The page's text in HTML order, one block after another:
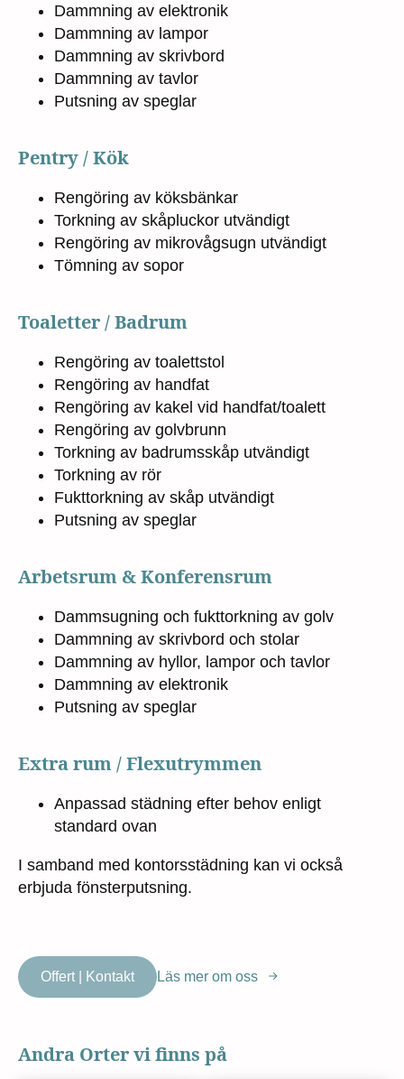
Dammning av elektronik
Dammning av lampor
Dammning av skrivbord
Dammning av tavlor
Putsning av speglar
Pentry / Kök
Rengöring av köksbänkar
Torkning av skåpluckor utvändigt
Rengöring av mikrovågsugn utvändigt
Tömning av sopor
Toaletter / Badrum
Rengöring av toalettstol
Rengöring av handfat
Rengöring av kakel vid handfat/toalett
Rengöring av golvbrunn
Torkning av badrumsskåp utvändigt
Torkning av rör
Fukttorkning av skåp utvändigt
Putsning av speglar
Arbetsrum & Konferensrum
Dammsugning och fukttorkning av golv
Dammning av skrivbord och stolar
Dammning av hyllor, lampor och tavlor
Dammning av elektronik
Putsning av speglar
Extra rum / Flexutrymmen
Anpassad städning efter behov enligt
standard ovan
I samband med kontorsstädning kan vi också
erbjuda fönsterputsning.
Offert | Kontakt Läs mer om oss
Andra Orter vi finns på